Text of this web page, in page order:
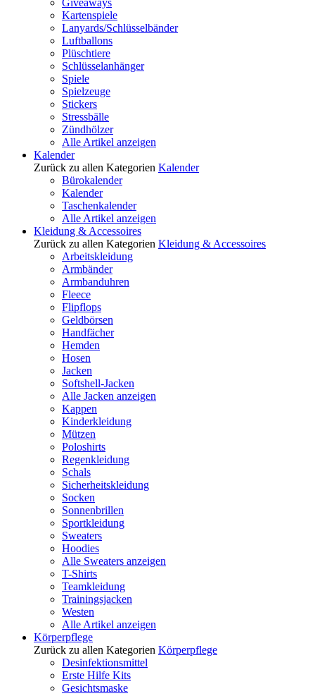
Giveaways
Kartenspiele
Lanyards/Schlüsselbänder
Luftballons
Plüschtiere
Schlüsselanhänger
Spiele
Spielzeuge
Stickers
Stressbälle
Zündhölzer
Alle Artikel anzeigen
Kalender
Zurück zu allen Kategorien Kalender
Bürokalender
Kalender
Taschenkalender
Alle Artikel anzeigen
Kleidung & Accessoires
Zurück zu allen Kategorien Kleidung & Accessoires
Arbeitskleidung
Armbänder
Armbanduhren
Fleece
Flipflops
Geldbörsen
Handfächer
Hemden
Hosen
Jacken
Softshell-Jacken
Alle Jacken anzeigen
Kappen
Kinderkleidung
Mützen
Poloshirts
Regenkleidung
Schals
Sicherheitskleidung
Socken
Sonnenbrillen
Sportkleidung
Sweaters
Hoodies
Alle Sweaters anzeigen
T-Shirts
Teamkleidung
Trainingsjacken
Westen
Alle Artikel anzeigen
Körperpflege
Zurück zu allen Kategorien Körperpflege
Desinfektionsmittel
Erste Hilfe Kits
Gesichtsmaske